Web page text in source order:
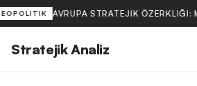
AVRUPA STRATEJIK ÖZERKLIĞI:
Stratejik Analiz